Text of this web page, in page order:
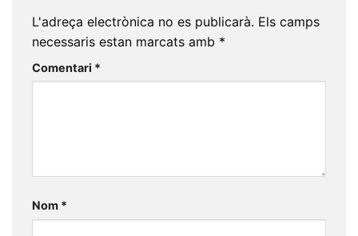
L'adreça electrònica no es publicarà. Els camps
necessaris estan marcats amb *
Comentari *
Nom *